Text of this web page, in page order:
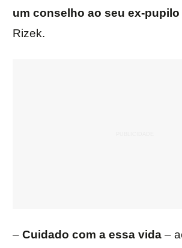
um conselho ao seu ex-pupilo
Rizek.
– Cuidado com a essa vida –